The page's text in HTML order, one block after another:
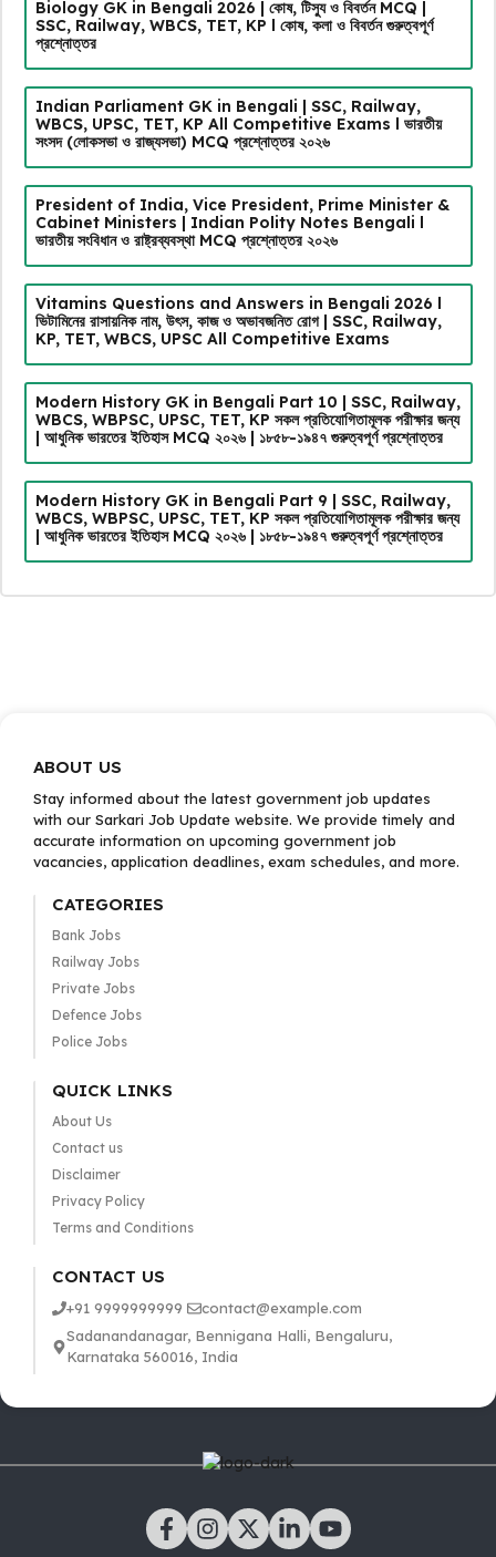
Biology GK in Bengali 2026 | কোষ, টিস্যু ও বিবর্তন MCQ |
SSC, Railway, WBCS, TET, KP l কোষ, কলা ও বিবর্তন গুরুত্বপূর্ণ
প্রশ্নোত্তর
Indian Parliament GK in Bengali | SSC, Railway,
WBCS, UPSC, TET, KP All Competitive Exams l ভারতীয়
সংসদ (লোকসভা ও রাজ্যসভা) MCQ প্রশ্নোত্তর ২০২৬
President of India, Vice President, Prime Minister &
Cabinet Ministers | Indian Polity Notes Bengali l
ভারতীয় সংবিধান ও রাষ্ট্রব্যবস্থা MCQ প্রশ্নোত্তর ২০২৬
Vitamins Questions and Answers in Bengali 2026 l
ভিটামিনের রাসায়নিক নাম, উৎস, কাজ ও অভাবজনিত রোগ | SSC, Railway,
KP, TET, WBCS, UPSC All Competitive Exams
Modern History GK in Bengali Part 10 | SSC, Railway,
WBCS, WBPSC, UPSC, TET, KP সকল প্রতিযোগিতামূলক পরীক্ষার জন্য
| আধুনিক ভারতের ইতিহাস MCQ ২০২৬ | ১৮৫৮-১৯৪৭ গুরুত্বপূর্ণ প্রশ্নোত্তর
Modern History GK in Bengali Part 9 | SSC, Railway,
WBCS, WBPSC, UPSC, TET, KP সকল প্রতিযোগিতামূলক পরীক্ষার জন্য
| আধুনিক ভারতের ইতিহাস MCQ ২০২৬ | ১৮৫৮-১৯৪৭ গুরুত্বপূর্ণ প্রশ্নোত্তর
ABOUT US
Stay informed about the latest government job updates
with our Sarkari Job Update website. We provide timely and
accurate information on upcoming government job
vacancies, application deadlines, exam schedules, and more.
CATEGORIES
Bank Jobs
Railway Jobs
Private Jobs
Defence Jobs
Police Jobs
QUICK LINKS
About Us
Contact us
Disclaimer
Privacy Policy
Terms and Conditions
CONTACT US
+91 9999999999
contact@example.com
Sadanandanagar, Bennigana Halli, Bengaluru,
Karnataka 560016, India